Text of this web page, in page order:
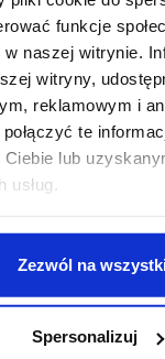
funkcje
w naszej witrynie.
witryny,
reklamowym i
te
lub
usług.
Zezwól na
Spersonalizuj
gromadzeniu
źródło
ciepła
65°
IP65
się jako
zintegrowane
2700K-500lm,